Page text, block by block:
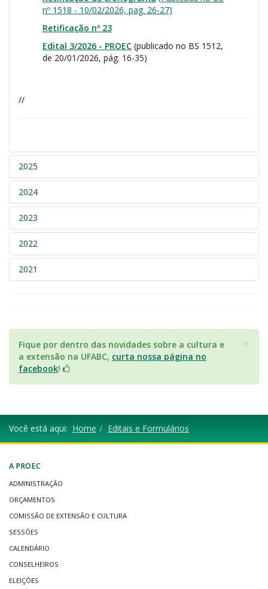
nº 1518 - 10/02/2026, pag. 26-27)
Retificação nº 23
Edital 3/2026 - PROEC (publicado no BS 1512,
de 20/01/2026, pág. 16-35)
//
2025
2024
2023
2022
2021
×
Fique por dentro das novidades sobre a cultura e
a extensão na UFABC, curta nossa página no
facebook!
Você está aqui: Home Editais e Formulários
A PROEC
ADMINISTRAÇÃO
ORÇAMENTOS
COMISSÃO DE EXTENSÃO E CULTURA
SESSÕES
CALENDÁRIO
CONSELHEIROS
ELEIÇÕES